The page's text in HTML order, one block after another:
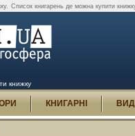
Список книгарень де можна купити
книжку
КНИГАРНІ